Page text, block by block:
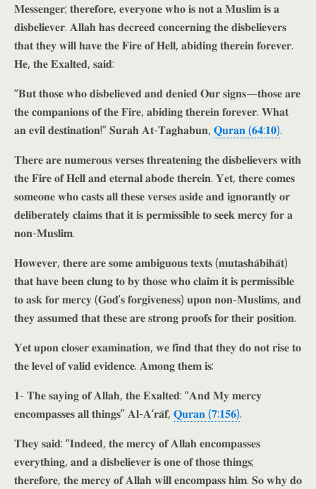
𝐌𝐞𝐬𝐬𝐞𝐧𝐠𝐞𝐫; 𝐭𝐡𝐞𝐫𝐞𝐟𝐨𝐫𝐞, 𝐞𝐯𝐞𝐫𝐲𝐨𝐧𝐞 𝐰𝐡𝐨 𝐢𝐬 𝐧𝐨𝐭 𝐚 𝐌𝐮𝐬𝐥𝐢𝐦 𝐢𝐬 𝐚
𝐝𝐢𝐬𝐛𝐞𝐥𝐢𝐞𝐯𝐞𝐫. 𝐀𝐥𝐥𝐚𝐡 𝐡𝐚𝐬 𝐝𝐞𝐜𝐫𝐞𝐞𝐝 𝐜𝐨𝐧𝐜𝐞𝐫𝐧𝐢𝐧𝐠 𝐭𝐡𝐞 𝐝𝐢𝐬𝐛𝐞𝐥𝐢𝐞𝐯𝐞𝐫𝐬
𝐭𝐡𝐚𝐭 𝐭𝐡𝐞𝐲 𝐰𝐢𝐥𝐥 𝐡𝐚𝐯𝐞 𝐭𝐡𝐞 𝐅𝐢𝐫𝐞 𝐨𝐟 𝐇𝐞𝐥𝐥, 𝐚𝐛𝐢𝐝𝐢𝐧𝐠 𝐭𝐡𝐞𝐫𝐞𝐢𝐧 𝐟𝐨𝐫𝐞𝐯𝐞𝐫.
𝐇𝐞, 𝐭𝐡𝐞 𝐄𝐱𝐚𝐥𝐭𝐞𝐝, 𝐬𝐚𝐢𝐝:
“𝐁𝐮𝐭 𝐭𝐡𝐨𝐬𝐞 𝐰𝐡𝐨 𝐝𝐢𝐬𝐛𝐞𝐥𝐢𝐞𝐯𝐞𝐝 𝐚𝐧𝐝 𝐝𝐞𝐧𝐢𝐞𝐝 𝐎𝐮𝐫 𝐬𝐢𝐠𝐧𝐬—𝐭𝐡𝐨𝐬𝐞 𝐚𝐫𝐞
𝐭𝐡𝐞 𝐜𝐨𝐦𝐩𝐚𝐧𝐢𝐨𝐧𝐬 𝐨𝐟 𝐭𝐡𝐞 𝐅𝐢𝐫𝐞, 𝐚𝐛𝐢𝐝𝐢𝐧𝐠 𝐭𝐡𝐞𝐫𝐞𝐢𝐧 𝐟𝐨𝐫𝐞𝐯𝐞𝐫. 𝐖𝐡𝐚𝐭
𝐚𝐧 𝐞𝐯𝐢𝐥 𝐝𝐞𝐬𝐭𝐢𝐧𝐚𝐭𝐢𝐨𝐧!” 𝐒𝐮𝐫𝐚𝐡 𝐀𝐭-𝐓𝐚𝐠𝐡𝐚𝐛𝐮𝐧, 𝐐𝐮𝐫𝐚𝐧 (𝟔𝟒:𝟏𝟎).
𝐓𝐡𝐞𝐫𝐞 𝐚𝐫𝐞 𝐧𝐮𝐦𝐞𝐫𝐨𝐮𝐬 𝐯𝐞𝐫𝐬𝐞𝐬 𝐭𝐡𝐫𝐞𝐚𝐭𝐞𝐧𝐢𝐧𝐠 𝐭𝐡𝐞 𝐝𝐢𝐬𝐛𝐞𝐥𝐢𝐞𝐯𝐞𝐫𝐬 𝐰𝐢𝐭𝐡
𝐭𝐡𝐞 𝐅𝐢𝐫𝐞 𝐨𝐟 𝐇𝐞𝐥𝐥 𝐚𝐧𝐝 𝐞𝐭𝐞𝐫𝐧𝐚𝐥 𝐚𝐛𝐨𝐝𝐞 𝐭𝐡𝐞𝐫𝐞𝐢𝐧. 𝐘𝐞𝐭, 𝐭𝐡𝐞𝐫𝐞 𝐜𝐨𝐦𝐞𝐬
𝐬𝐨𝐦𝐞𝐨𝐧𝐞 𝐰𝐡𝐨 𝐜𝐚𝐬𝐭𝐬 𝐚𝐥𝐥 𝐭𝐡𝐞𝐬𝐞 𝐯𝐞𝐫𝐬𝐞𝐬 𝐚𝐬𝐢𝐝𝐞 𝐚𝐧𝐝 𝐢𝐠𝐧𝐨𝐫𝐚𝐧𝐭𝐥𝐲 𝐨𝐫
𝐝𝐞𝐥𝐢𝐛𝐞𝐫𝐚𝐭𝐞𝐥𝐲 𝐜𝐥𝐚𝐢𝐦𝐬 𝐭𝐡𝐚𝐭 𝐢𝐭 𝐢𝐬 𝐩𝐞𝐫𝐦𝐢𝐬𝐬𝐢𝐛𝐥𝐞 𝐭𝐨 𝐬𝐞𝐞𝐤 𝐦𝐞𝐫𝐜𝐲 𝐟𝐨𝐫 𝐚
𝐧𝐨𝐧-𝐌𝐮𝐬𝐥𝐢𝐦.
𝐇𝐨𝐰𝐞𝐯𝐞𝐫, 𝐭𝐡𝐞𝐫𝐞 𝐚𝐫𝐞 𝐬𝐨𝐦𝐞 𝐚𝐦𝐛𝐢𝐠𝐮𝐨𝐮𝐬 𝐭𝐞𝐱𝐭𝐬 (𝐦𝐮𝐭𝐚𝐬𝐡𝐚̄𝐛𝐢𝐡𝐚̄𝐭)
𝐭𝐡𝐚𝐭 𝐡𝐚𝐯𝐞 𝐛𝐞𝐞𝐧 𝐜𝐥𝐮𝐧𝐠 𝐭𝐨 𝐛𝐲 𝐭𝐡𝐨𝐬𝐞 𝐰𝐡𝐨 𝐜𝐥𝐚𝐢𝐦 𝐢𝐭 𝐢𝐬 𝐩𝐞𝐫𝐦𝐢𝐬𝐬𝐢𝐛𝐥𝐞
𝐭𝐨 𝐚𝐬𝐤 𝐟𝐨𝐫 𝐦𝐞𝐫𝐜𝐲 (𝐆𝐨𝐝’𝐬 𝐟𝐨𝐫𝐠𝐢𝐯𝐞𝐧𝐞𝐬𝐬) 𝐮𝐩𝐨𝐧 𝐧𝐨𝐧-𝐌𝐮𝐬𝐥𝐢𝐦𝐬, 𝐚𝐧𝐝
𝐭𝐡𝐞𝐲 𝐚𝐬𝐬𝐮𝐦𝐞𝐝 𝐭𝐡𝐚𝐭 𝐭𝐡𝐞𝐬𝐞 𝐚𝐫𝐞 𝐬𝐭𝐫𝐨𝐧𝐠 𝐩𝐫𝐨𝐨𝐟𝐬 𝐟𝐨𝐫 𝐭𝐡𝐞𝐢𝐫 𝐩𝐨𝐬𝐢𝐭𝐢𝐨𝐧.
𝐘𝐞𝐭 𝐮𝐩𝐨𝐧 𝐜𝐥𝐨𝐬𝐞𝐫 𝐞𝐱𝐚𝐦𝐢𝐧𝐚𝐭𝐢𝐨𝐧, 𝐰𝐞 𝐟𝐢𝐧𝐝 𝐭𝐡𝐚𝐭 𝐭𝐡𝐞𝐲 𝐝𝐨 𝐧𝐨𝐭 𝐫𝐢𝐬𝐞 𝐭𝐨
𝐭𝐡𝐞 𝐥𝐞𝐯𝐞𝐥 𝐨𝐟 𝐯𝐚𝐥𝐢𝐝 𝐞𝐯𝐢𝐝𝐞𝐧𝐜𝐞. 𝐀𝐦𝐨𝐧𝐠 𝐭𝐡𝐞𝐦 𝐢𝐬:
𝟏- 𝐓𝐡𝐞 𝐬𝐚𝐲𝐢𝐧𝐠 𝐨𝐟 𝐀𝐥𝐥𝐚𝐡, 𝐭𝐡𝐞 𝐄𝐱𝐚𝐥𝐭𝐞𝐝: “𝐀𝐧𝐝 𝐌𝐲 𝐦𝐞𝐫𝐜𝐲
𝐞𝐧𝐜𝐨𝐦𝐩𝐚𝐬𝐬𝐞𝐬 𝐚𝐥𝐥 𝐭𝐡𝐢𝐧𝐠𝐬” 𝐀𝐥-𝐀‘𝐫𝐚̄𝐟, 𝐐𝐮𝐫𝐚𝐧 (𝟕:𝟏𝟓𝟔).
𝐓𝐡𝐞𝐲 𝐬𝐚𝐢𝐝: “𝐈𝐧𝐝𝐞𝐞𝐝, 𝐭𝐡𝐞 𝐦𝐞𝐫𝐜𝐲 𝐨𝐟 𝐀𝐥𝐥𝐚𝐡 𝐞𝐧𝐜𝐨𝐦𝐩𝐚𝐬𝐬𝐞𝐬
𝐞𝐯𝐞𝐫𝐲𝐭𝐡𝐢𝐧𝐠, 𝐚𝐧𝐝 𝐚 𝐝𝐢𝐬𝐛𝐞𝐥𝐢𝐞𝐯𝐞𝐫 𝐢𝐬 𝐨𝐧𝐞 𝐨𝐟 𝐭𝐡𝐨𝐬𝐞 𝐭𝐡𝐢𝐧𝐠𝐬;
𝐭𝐡𝐞𝐫𝐞𝐟𝐨𝐫𝐞, 𝐭𝐡𝐞 𝐦𝐞𝐫𝐜𝐲 𝐨𝐟 𝐀𝐥𝐥𝐚𝐡 𝐰𝐢𝐥𝐥 𝐞𝐧𝐜𝐨𝐦𝐩𝐚𝐬𝐬 𝐡𝐢𝐦. 𝐒𝐨 𝐰𝐡𝐲 𝐝𝐨